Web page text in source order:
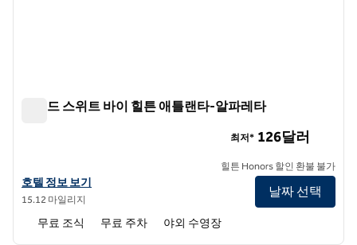
홈우드 스위트 바이 힐튼 애틀랜타-알파레타
홈우드 스위트 바이 힐튼 애틀랜타-알파레타의 호텔 정보 보기
호텔 정보 보기
15.12 마일리지
최저* 126달러
힐튼 Honors 할인 환불 불가
날짜 선택
무료 조식 무료 주차 야외 수영장